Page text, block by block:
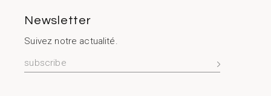
Newsletter
Suivez notre actualité.